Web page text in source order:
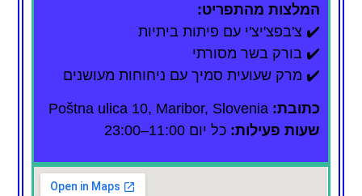
המלצות מהתפריט:
✔️ צ'בפצ'יצ'י עם פיתות ביתיות
✔️ בורק בשר מסורתי
✔️ מרק שעועית סמיך עם ניחוחות מעושנים
כתובת: Poštna ulica 10, Maribor, Slovenia
שעות פעילות: כל יום 11:00–23:00